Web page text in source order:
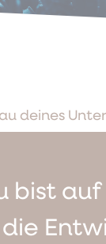
deines
bist
die